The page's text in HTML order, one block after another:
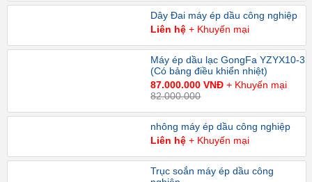
Dây Đai máy ép dầu công nghiệp
Liên hệ+ Khuyến mại
Máy ép dầu lạc GongFa YZYX10-3
(Có bảng điều khiển nhiệt)
87.000.000 VNĐ+ Khuyến mại
82.000.000
nhông máy ép dầu công nghiệp
Liên hệ+ Khuyến mại
Trục soắn máy ép dầu công